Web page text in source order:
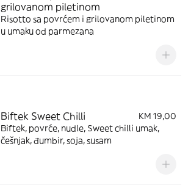
grilovanom piletinom
Risotto sa povrćem i grilovanom piletinom
u umaku od parmezana
Biftek Sweet Chilli
KM 19,00
Biftek, povrće, nudle, Sweet chilli umak,
češnjak, đumbir, soja, susam